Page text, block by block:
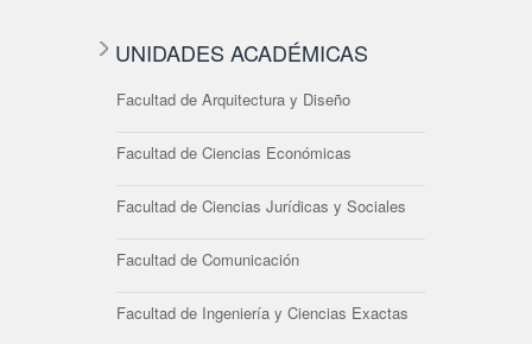
UNIDADES ACADÉMICAS
Facultad de Arquitectura y Diseño
Facultad de Ciencias Económicas
Facultad de Ciencias Jurídicas y Sociales
Facultad de Comunicación
Facultad de Ingeniería y Ciencias Exactas